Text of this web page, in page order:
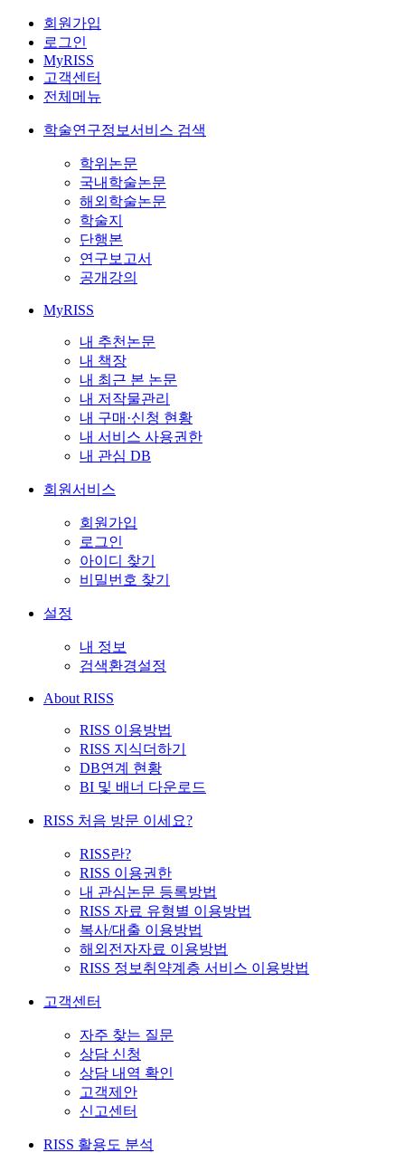
회원가입
로그인
MyRISS
고객센터
전체메뉴
학술연구정보서비스 검색
학위논문
국내학술논문
해외학술논문
학술지
단행본
연구보고서
공개강의
MyRISS
내 추천논문
내 책장
내 최근 본 논문
내 저작물관리
내 구매·신청 현황
내 서비스 사용권한
내 관심 DB
회원서비스
회원가입
로그인
아이디 찾기
비밀번호 찾기
설정
내 정보
검색환경설정
About RISS
RISS 이용방법
RISS 지식더하기
DB연계 현황
BI 및 배너 다운로드
RISS 처음 방문 이세요?
RISS란?
RISS 이용권한
내 관심논문 등록방법
RISS 자료 유형별 이용방법
복사/대출 이용방법
해외전자자료 이용방법
RISS 정보취약계층 서비스 이용방법
고객센터
자주 찾는 질문
상담 신청
상담 내역 확인
고객제안
신고센터
RISS 활용도 분석